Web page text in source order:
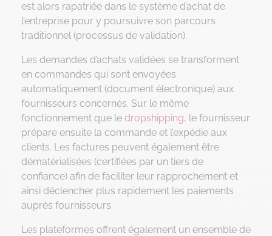
est alors rapatriée dans le système d’achat de
l’entreprise pour y poursuivre son parcours
traditionnel (processus de validation).
Les demandes d’achats validées se transforment
en commandes qui sont envoyées
automatiquement (document électronique) aux
fournisseurs concernés. Sur le même
fonctionnement que le dropshipping, le fournisseur
prépare ensuite la commande et l’expédie aux
clients. Les factures peuvent également être
dématérialisées (certifiées par un tiers de
confiance) afin de faciliter leur rapprochement et
ainsi déclencher plus rapidement les paiements
auprès fournisseurs.
Les plateformes offrent également un ensemble de